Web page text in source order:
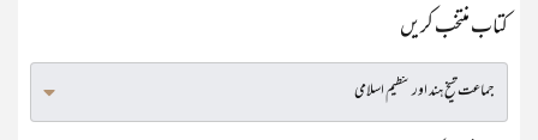
کتاب منتخب کریں